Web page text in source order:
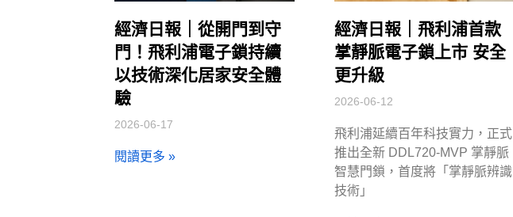
經濟日報｜從開門到守
門！飛利浦電子鎖持續
以技術深化居家安全體
驗
2026-06-17
閱讀更多 »
經濟日報｜飛利浦首款
掌靜脈電子鎖上市 安全
更升級
2026-06-12
飛利浦延續百年科技實力，正式
推出全新 DDL720-MVP 掌靜脈
智慧門鎖，首度將「掌靜脈辨識
技術」